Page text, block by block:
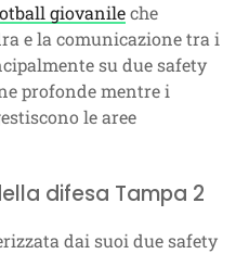
giovanileche
e la comunicazione tra i
su due safety
profonde mentre i
le aree
difesa Tampa 2
dai suoi due safety